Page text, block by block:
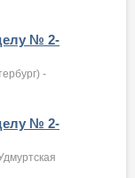
№ 2-
-
№ 2-